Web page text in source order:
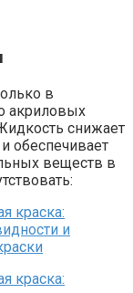
в
акриловых
снижает
обеспечивает
веществ в